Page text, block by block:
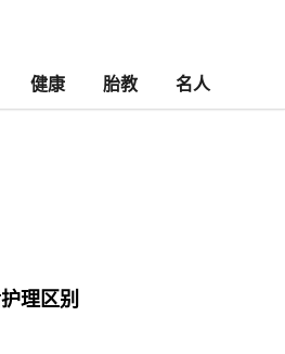
健康 胎教 名人
理区别